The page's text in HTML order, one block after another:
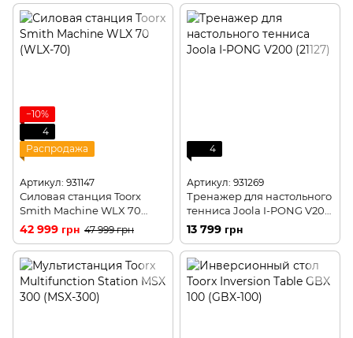
−10%
4
Распродажа
Артикул: 931147
Силовая станция Toorx
Smith Machine WLX 70
(WLX-70)
42 999 грн 47 999 грн
4
Артикул: 931269
Тренажер для настольного
тенниса Joola I-PONG V200
(21127)
13 799 грн